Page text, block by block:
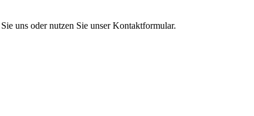
uns oder nutzen Sie unser Kontaktformular.